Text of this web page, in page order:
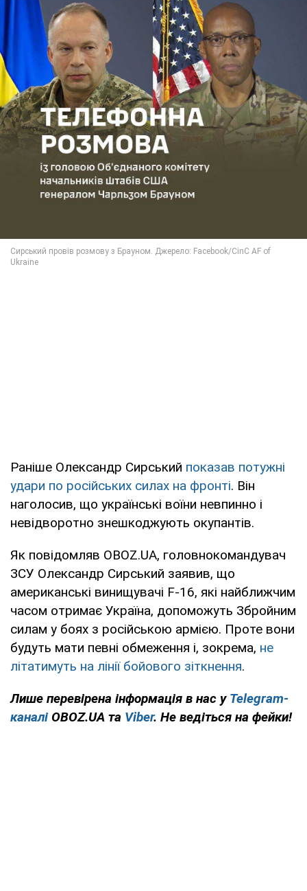
Раніше Олександр Сирський показав потужні
удари по російських силах на фронті. Він
наголосив, що українські воїни невпинно і
невідворотно знешкоджують окупантів.
Як повідомляв OBOZ.UA, головнокомандувач
ЗСУ Олександр Сирський заявив, що
американські винищувачі F-16, які найближчим
часом отримає Україна, допоможуть Збройним
силам у боях з російською армією. Проте вони
будуть мати певні обмеження і, зокрема, не
літатимуть на лінії бойового зіткнення.
Лише перевірена інформація в нас у Telegram-
каналі OBOZ.UA та Viber. Не ведіться на фейки!